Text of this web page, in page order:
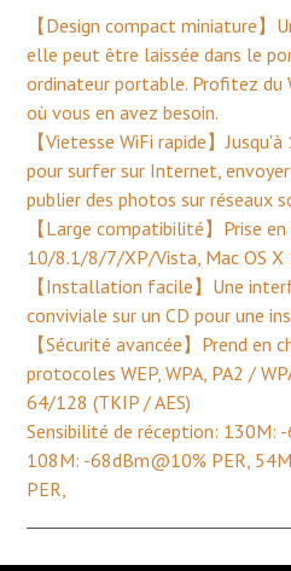
【Design compact miniature】
elle peut être laissée dans le
ordinateur portable. Profitez
où vous en avez besoin.
【Vietesse WiFi rapide】
pour surfer sur Internet,
publier des photos sur réseaux
【Large compatibilité】Prise
10/8.1/8/7/XP/Vista, Mac OS X
【Installation facile】Une
conviviale sur un CD pour une
【Sécurité avancée】Prend en
protocoles WEP, WPA, PA2 /
64/128 (TKIP / AES)
Sensibilité de réception: 130M:
108M: -68dBm@10% PER,
PER,